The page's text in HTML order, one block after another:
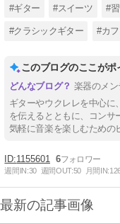
#ギター #スイーツ #
#クラシックギター #カ
このブログのここがポ
楽器のメ
ギターやウクレレを中心に
を伝えるとともに、コンサ
気軽に音楽を楽しむための
1155601 6
週間IN:30 週間OUT:50 月間IN:
最新の記事画像